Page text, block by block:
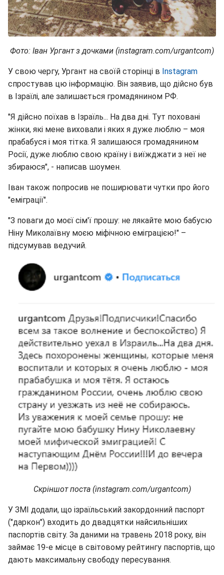
Фото: Іван Ургант з дочками (instagram.com/urgantcom)
У свою чергу, Ургант на своїй сторінці в Іnstagram
спростував цю інформацію. Він заявив, що дійсно був
в Ізраїлі, але залишається громадянином РФ.
"Я дійсно поїхав в Ізраїль... На два дні. Тут поховані
жінки, які мене виховали і яких я дуже люблю – моя
прабабуся і моя тітка. Я залишаюся громадянином
Росії, дуже люблю свою країну і виїжджати з неї не
збираюся", - написав шоумен.
Іван також попросив не поширювати чутки про його
"еміграції".
"З поваги до моєї сім'ї прошу: не лякайте мою бабусю
Ніну Миколаївну моєю міфічною еміграцією!" –
підсумував ведучий.
Скріншот поста (instagram.com/urgantcom)
У ЗМІ додали, що ізраїльський закордонний паспорт
("даркон") входить до двадцятки найсильніших
паспортів світу. За даними на травень 2018 року, він
займає 19-е місце в світовому рейтингу паспортів, що
дають максимальну свободу пересування.